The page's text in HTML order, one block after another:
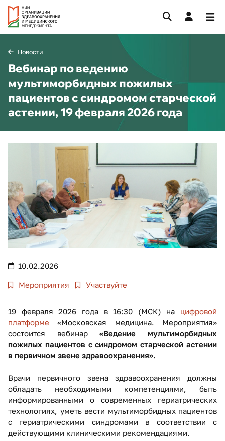
Новости
Вебинар по ведению
мультиморбидных пожилых
пациентов с синдромом старческой
астении, 19 февраля 2026 года
10.02.2026
Мероприятия Участвуйте
19 февраля 2026 года в 16:30 (МСК) на цифровой
платформе «Московская медицина. Мероприятия»
состоится вебинар«Ведение мультиморбидных
пожилых пациентов с синдромом старческой астении
в первичном звене здравоохранения».
Врачи первичного звена здравоохранения должны
обладать необходимыми компетенциями, быть
информированными о современных гериатрических
технологиях, уметь вести мультиморбидных пациентов
с гериатрическими синдромами в соответствии с
действующими клиническими рекомендациями.